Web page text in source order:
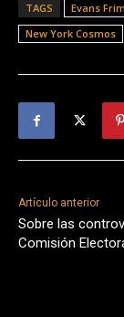
TAGS Evans
New York Cosmos
Artículo anterior
Sobre las
Comisión